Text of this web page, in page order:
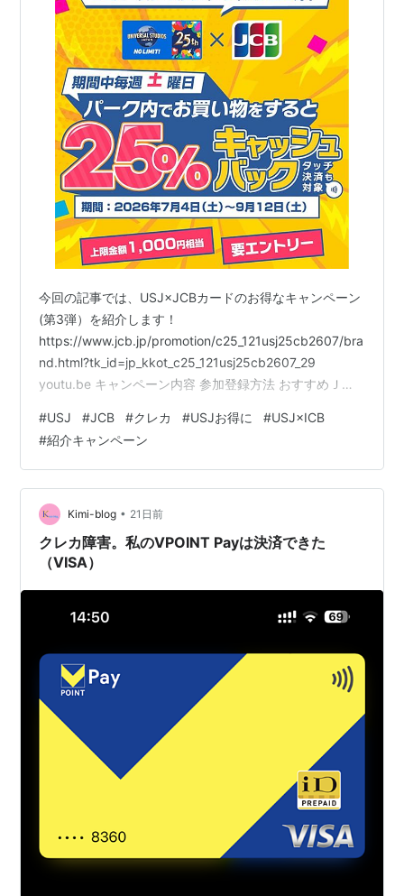
今回の記事では、USJ×JCBカードのお得なキャンペーン
(第3弾）を紹介します！
https://www.jcb.jp/promotion/c25_121usj25cb2607/bra
nd.html?tk_id=jp_kkot_c25_121usj25cb2607_29
youtu.be キャンペーン内容 参加登録方法 おすすめＪＣ
入会特典 特典２ カード利用特典 イオンカード 大阪ホテ
ル予約はこちら 最後に ユニバおすすめ記事 キャンペー
ン内容
https://www.jcb.jp/promotion/c25_121usj25cb260…
#USJ #JCB #クレカ #USJお得に #USJ×ICB
#紹介キャンペーン
Kimi-blog • 21日前
クレカ障害。私のVPOINT Payは決済できた
（VISA）